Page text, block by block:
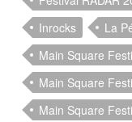
Inrocks
La
Main Square
Main Square
Main Square